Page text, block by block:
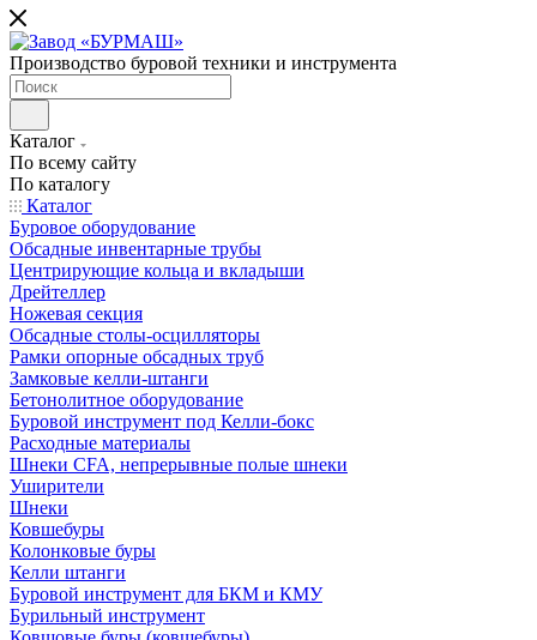
Производство буровой техники и инструмента
Каталог
По всему сайту
По каталогу
Каталог
Буровое оборудование
Обсадные инвентарные трубы
Центрирующие кольца и вкладыши
Дрейтеллер
Ножевая секция
Обсадные столы-осцилляторы
Рамки опорные обсадных труб
Замковые келли-штанги
Бетонолитное оборудование
Буровой инструмент под Келли-бокс
Расходные материалы
Шнеки CFA, непрерывные полые шнеки
Уширители
Шнеки
Ковшебуры
Колонковые буры
Келли штанги
Буровой инструмент для БКМ и КМУ
Бурильный инструмент